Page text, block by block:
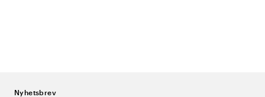
Nyhetsbrev